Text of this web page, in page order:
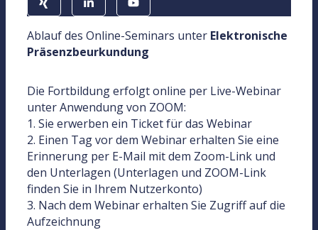
Ablauf des Online-Seminars unter Elektronische
Präsenzbeurkundung
Die Fortbildung erfolgt online per Live-Webinar
unter Anwendung von ZOOM:
1. Sie erwerben ein Ticket für das Webinar
2. Einen Tag vor dem Webinar erhalten Sie eine
Erinnerung per E-Mail mit dem Zoom-Link und
den Unterlagen (Unterlagen und ZOOM-Link
finden Sie in Ihrem Nutzerkonto)
3. Nach dem Webinar erhalten Sie Zugriff auf die
Aufzeichnung